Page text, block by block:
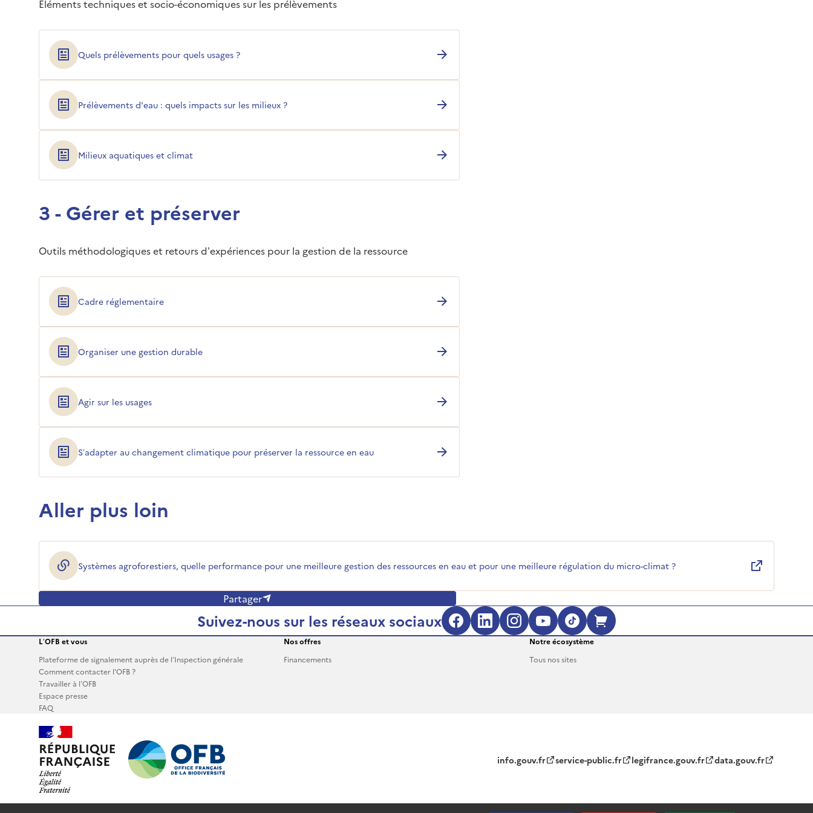
Éléments techniques et socio-économiques sur les prélèvements
Quels prélèvements pour quels usages ?
Prélèvements d'eau : quels impacts sur les milieux ?
Milieux aquatiques et climat
3 - Gérer et préserver
Outils méthodologiques et retours d’expériences pour la gestion de la ressource
Cadre réglementaire
Organiser une gestion durable
Agir sur les usages
S’adapter au changement climatique pour préserver la ressource en eau
Aller plus loin
Systèmes agroforestiers, quelle performance pour une meilleure gestion des ressources en eau et pour une meilleure régulation du micro-climat ?
(ouverture dans une nouvelle fenêtre)
Partager
Suivez-nous sur les réseaux sociaux Facebook (s'ouvre dans une nouvelle fenêtre)
LinkedIn (s'ouvre dans une nouvelle fenêtre)
Instagram (s'ouvre dans une nouvelle
YouTube (s'ouvre dans une nouvelle
TikTok (s'ouvre dans une nouvelle
Boutique en ligne (s'ouvre
L’OFB et vous
Plateforme de signalement auprès de l’Inspection générale
Comment contacter l'OFB ?
Travailler à l’OFB
Espace presse
FAQ
Nos offres
Financements
Notre écosystème
Tous nos sites
info.gouv.fr service-public.fr legifrance.gouv.fr data.gouv.fr